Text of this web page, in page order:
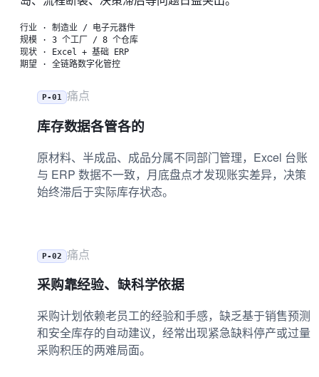
行业 · 制造业 / 电子元器件
规模 · 3 个工厂 / 8 个仓库
现状 ·
Excel + 基础 ERP
期望 · 全链路数字化管控
P-01 痛点
库存数据各管各的
原材料、半成品、成品分属不同部门管理，Excel 台账
与 ERP 数据不一致，月底盘点才发现账实差异，决策
始终滞后于实际库存状态。
P-02 痛点
采购靠经验、缺科学依据
采购计划依赖老员工的经验和手感，缺乏基于销售预测
和安全库存的自动建议，经常出现紧急缺料停产或过量
采购积压的两难局面。